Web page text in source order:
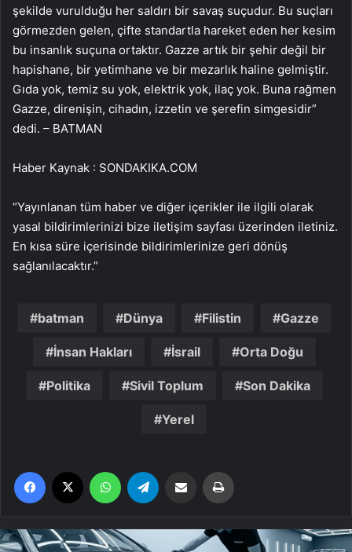
şekilde vurulduğu her saldırı bir savaş suçudur. Bu suçları
görmezden gelen, çifte standartla hareket eden her kesim
bu insanlık suçuna ortaktır. Gazze artık bir şehir değil bir
hapishane, bir yetimhane ve bir mezarlık haline gelmiştir.
Gıda yok, temiz su yok, elektrik yok, ilaç yok. Buna rağmen
Gazze, direnişin, cihadın, izzetin ve şerefin simgesidir”
dedi. – BATMAN
Haber Kaynak : SONDAKIKA.COM
“Yayınlanan tüm haber ve diğer içerikler ile ilgili olarak
yasal bildirimlerinizi bize iletişim sayfası üzerinden iletiniz.
En kısa süre içerisinde bildirimlerinize geri dönüş
sağlanılacaktır.”
batman Dünya Filistin Gazze
İnsan Hakları İsrail Orta Doğu
Politika Sivil Toplum Son Dakika
Yerel
Facebook WhatsApp Email'den paylaş